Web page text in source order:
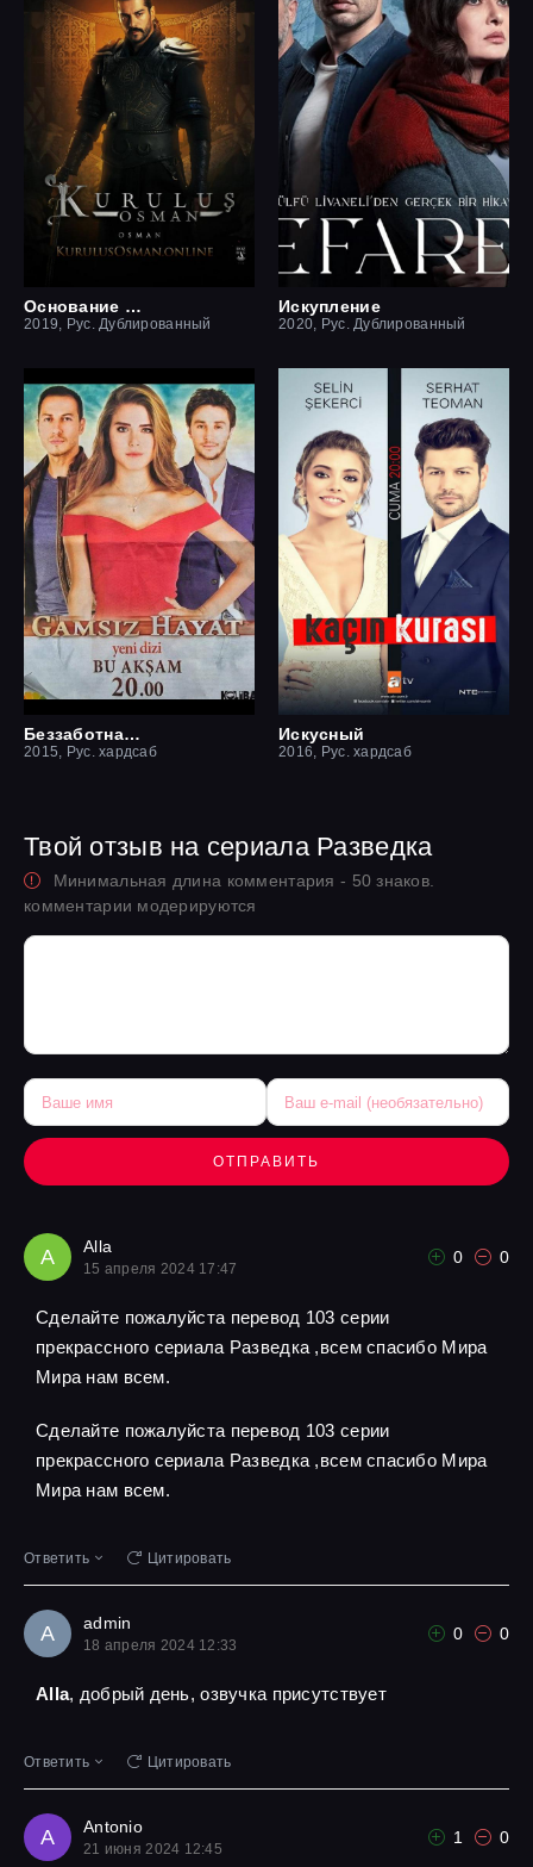
Основание Осман
2019, Рус. Дублированный
Искупление
2020, Рус. Дублированный
Беззаботная жизнь
2015, Рус. хардсаб
Искусный
2016, Рус. хардсаб
Твой отзыв на сериала Разведка
Минимальная длина комментария - 50 знаков.
комментарии модерируются
ОТПРАВИТЬ
A Alla
15 апреля 2024 17:47
0 0
Сделайте пожалуйста перевод 103 серии
прекрассного сериала Разведка ,всем спасибо Мира
Мира нам всем.
Сделайте пожалуйста перевод 103 серии
прекрассного сериала Разведка ,всем спасибо Мира
Мира нам всем.
Ответить Цитировать
A admin
18 апреля 2024 12:33
0 0
Alla, добрый день, озвучка присутствует
Ответить Цитировать
A Antonio
21 июня 2024 12:45
1 0